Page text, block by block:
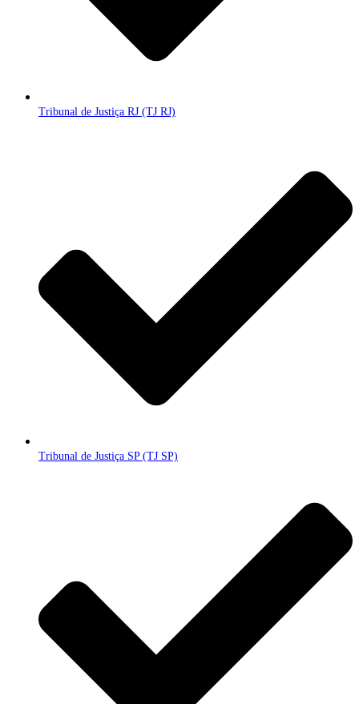
Tribunal de Justiça RJ (TJ RJ)
Tribunal de Justiça SP (TJ SP)